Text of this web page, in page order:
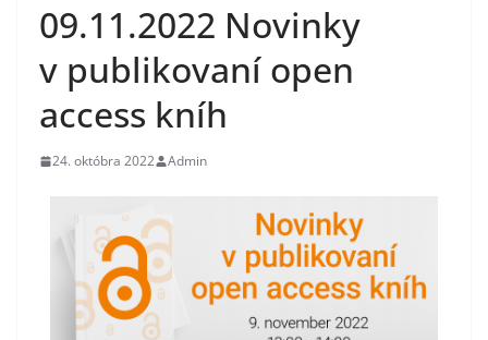
09.11.2022 Novinky
v publikovaní open
access kníh
24. októbra 2022 Admin